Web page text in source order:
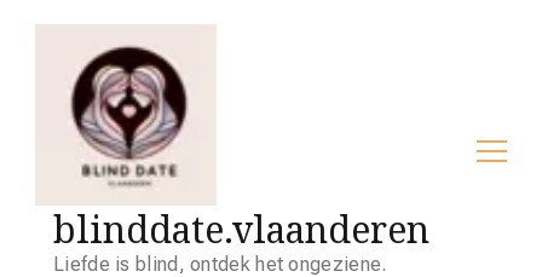
blinddate.vlaanderen
Liefde is blind, ontdek het ongeziene.